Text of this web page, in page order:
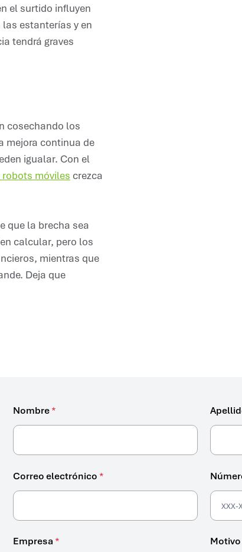
el surtido influyen
estanterías y en
tendrá graves
cosechando los
mejora continua de
igualar. Con el
móviles crezca
que la brecha sea
calcular, pero los
mientras que
Deja que
Contact
Us
Nombre*
Correo electrónico *
Empresa *